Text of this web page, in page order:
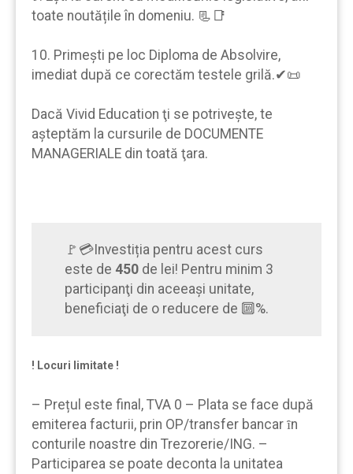
toate noutățile în domeniu. 📃📑
10. Primeşti pe loc Diploma de Absolvire,
imediat după ce corectăm testele grilă.✔📜
Dacă Vivid Education ţi se potrivește, te
aşteptăm la cursurile de DOCUMENTE
MANAGERIALE din toată ţara.
🚩💳Investiția pentru acest curs
este de 450de lei! Pentru minim 3
participanţi din aceeaşi unitate,
beneficiaţi de o reducere de 🔟%.
! Locuri limitate !
– Prețul este final, TVA 0 – Plata se face după
emiterea facturii, prin OP/transfer bancar ȋn
conturile noastre din Trezorerie/ING. –
Participarea se poate deconta la unitatea